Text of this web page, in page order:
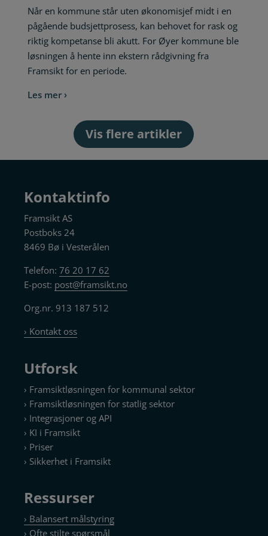
Når en kommune står uten økonomisjef midt i en
pågående budsjettprosess, kan behovet for rask og
riktig kompetanse bli akutt. For Øyer kommune ble
løsningen å hente inn ekstern rådgivning fra
Framsikt for en periode.
Les mer ›
Vis flere artikler
Kontaktinfo
Framsikt AS
Postboks 24
8469 Bø i Vesterålen
Telefon:76 20 17 62
E-post: post@framsikt.no
Org.nr. 913 187 512
› Kontakt oss
Utforsk
› Framsiktløsningen for kommunal sektor
› Framsiktløsningen for statlig sektor
› Integrasjoner og API
› KI i Framsikt
› Priser
› Sikkerhet i Framsikt
Ressurser
› Balansert målstyring
› Ofte stilte spørsmål